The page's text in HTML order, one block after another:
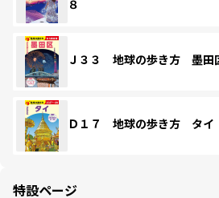
８
Ｊ３３ 地球の歩き方 墨田
Ｄ１７ 地球の歩き方 タイ
特設ページ